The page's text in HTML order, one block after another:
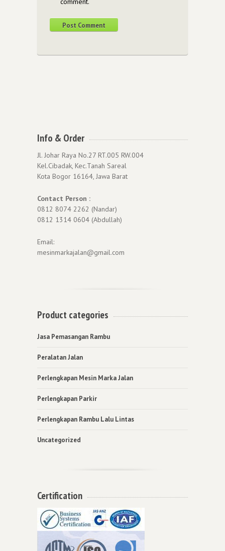
Info & Order
Jl. Johar Raya No.27 RT.005 RW.004
Kel.Cibadak, Kec.Tanah Sareal
Kota Bogor 16164, Jawa Barat
Contact Person :
0812 8074 2262 (Nandar)
0812 1314 0604 (Abdullah)
Email:
mesinmarkajalan@gmail.com
Product categories
Jasa Pemasangan Rambu
Peralatan Jalan
Perlengkapan Mesin Marka Jalan
Perlengkapan Parkir
Perlengkapan Rambu Lalu Lintas
Uncategorized
Certification